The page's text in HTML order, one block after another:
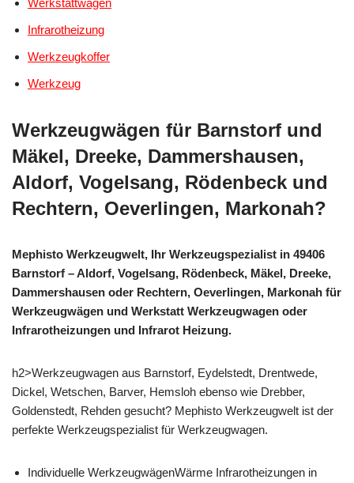
Infrarotheizung
Werkzeugkoffer
Werkzeug
Werkzeugwägen für Barnstorf und
Mäkel, Dreeke, Dammershausen,
Aldorf, Vogelsang, Rödenbeck und
Rechtern, Oeverlingen, Markonah?
Mephisto Werkzeugwelt, Ihr Werkzeugspezialist in 49406
Barnstorf – Aldorf, Vogelsang, Rödenbeck, Mäkel, Dreeke,
Dammershausen oder Rechtern, Oeverlingen, Markonah für
Werkzeugwägen und Werkstatt Werkzeugwagen oder
Infrarotheizungen und Infrarot Heizung.
h2>Werkzeugwagen aus Barnstorf, Eydelstedt, Drentwede,
Dickel, Wetschen, Barver, Hemsloh ebenso wie Drebber,
Goldenstedt, Rehden gesucht? Mephisto Werkzeugwelt ist der
perfekte Werkzeugspezialist für Werkzeugwagen.
Individuelle WerkzeugwägenWärme Infrarotheizungen in